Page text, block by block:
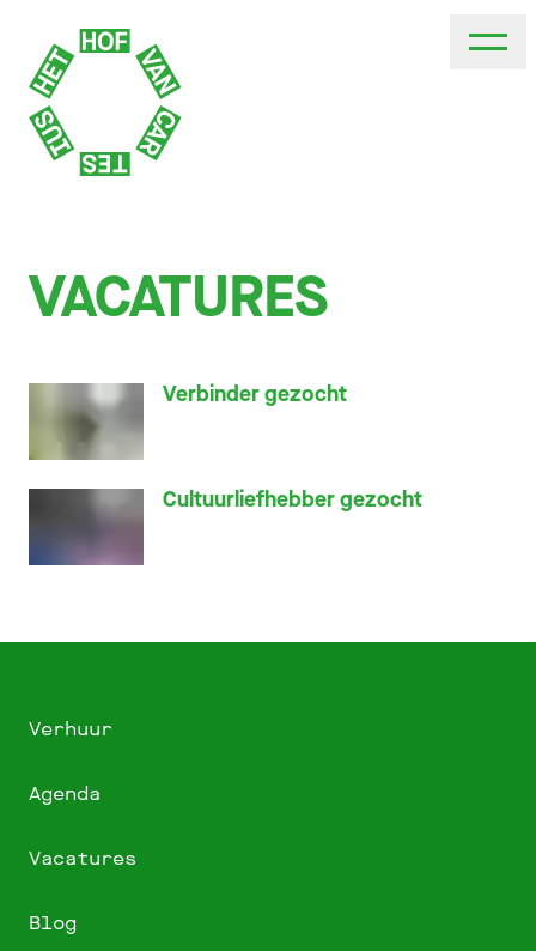
VACATURES
Verbinder gezocht
Cultuurliefhebber gezocht
Verhuur
Agenda
Vacatures
Blog